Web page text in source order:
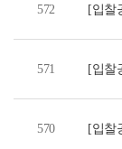
572 [입찰
571 [입찰
570 [입찰